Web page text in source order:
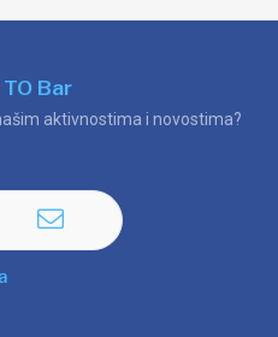
Bar
aktivnostima i novostima?